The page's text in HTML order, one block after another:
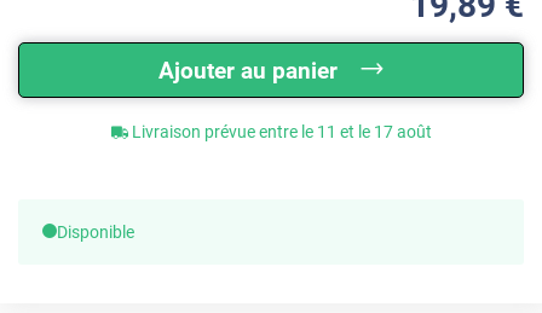
Ajouter au panier
Livraison prévue entre le 11 et le 17 août
Disponible